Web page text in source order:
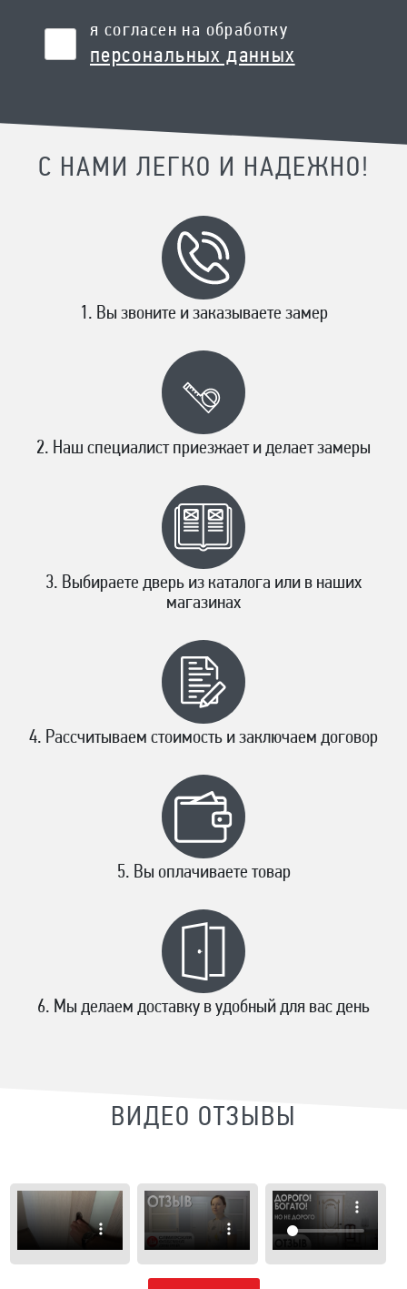
я согласен на обработку
персональных данных
С НАМИ ЛЕГКО И НАДЕЖНО!
Вы звоните и заказываете замер
Наш специалист приезжает и делает замеры
Выбираете дверь из каталога или в наших
магазинах
Рассчитываем стоимость и заключаем договор
Вы оплачиваете товар
Мы делаем доставку в удобный для вас день
ВИДЕО ОТЗЫВЫ